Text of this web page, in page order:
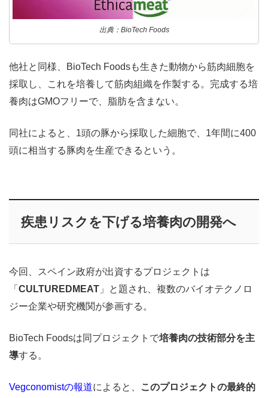
出典：BioTech Foods
他社と同様、BioTech Foodsも生きた動物から筋肉細胞を
採取し、これを培養して筋肉組織を作製する。完成する培
養肉はGMOフリーで、脂肪を含まない。
同社によると、1頭の豚から採取した細胞で、1年間に400
頭に相当する豚肉を生産できるという。
疾患リスクを下げる培養肉の開発へ
今回、スペイン政府が出資するプロジェクトは
「 CULTUREDMEAT 」と題され、複数のバイオテクノロ
ジー企業や研究機関が参画する。
BioTech Foodsは同プロジェクトで培養肉の技術部分を主
導する。
Vegconomistの報道によると、
このプロジェクトの最終的